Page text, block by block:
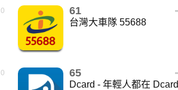
0 61
台灣大車隊 55688
0 65
Dcard - 年輕人都在 Dcard